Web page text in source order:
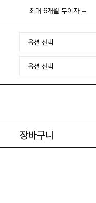
최대 6개월 무이자
장바구니